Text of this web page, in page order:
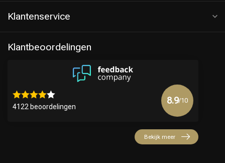
Klantenservice
Klantbeoordelingen
4122 beoordelingen
8.9/10
Bekijk meer